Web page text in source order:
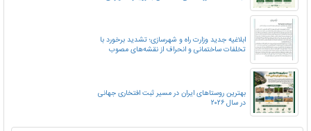
ابلاغیه جدید وزارت راه و شهرسازی؛ تشدید برخورد با
تخلفات ساختمانی و انحراف از نقشه‌های مصوب
بهترین روستاهای ایران در مسیر ثبت افتخاری جهانی
در سال ۲۰۲۶